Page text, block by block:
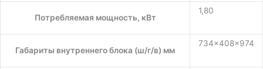
Потребляемая мощность, кВт
1,80
Габариты внутреннего блока (ш/г/в) мм
734x408x974